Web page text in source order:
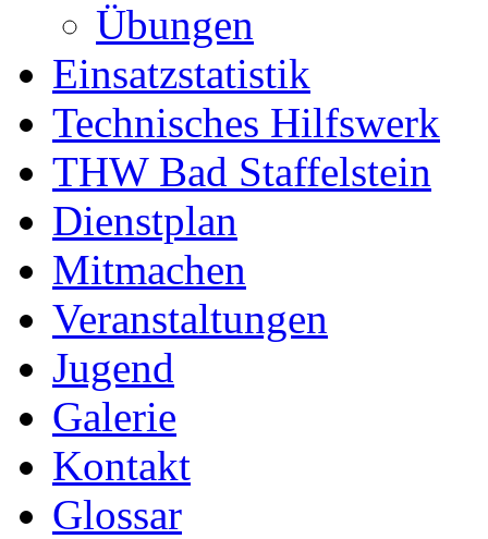
Übungen
Einsatzstatistik
Technisches Hilfswerk
THW Bad Staffelstein
Dienstplan
Mitmachen
Veranstaltungen
Jugend
Galerie
Kontakt
Glossar